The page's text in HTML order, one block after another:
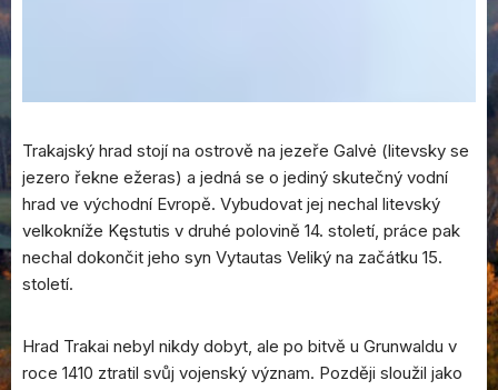
Trakajský hrad stojí na ostrově na jezeře Galvė (litevsky se
jezero řekne ežeras) a jedná se o jediný skutečný vodní
hrad ve východní Evropě. Vybudovat jej nechal litevský
velkokníže Kęstutis v druhé polovině 14. století, práce pak
nechal dokončit jeho syn Vytautas Veliký na začátku 15.
století.
Hrad Trakai nebyl nikdy dobyt, ale po bitvě u Grunwaldu v
roce 1410 ztratil svůj vojenský význam. Později sloužil jako